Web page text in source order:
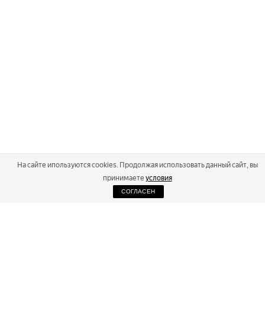
На сайте ипользуются cookies. Продолжая использовать данный сайт, вы
принимаете условия
СОГЛАСЕН